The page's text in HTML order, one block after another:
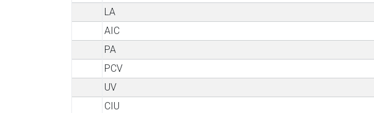
LA
AIC
PA
PCV
UV
CIU